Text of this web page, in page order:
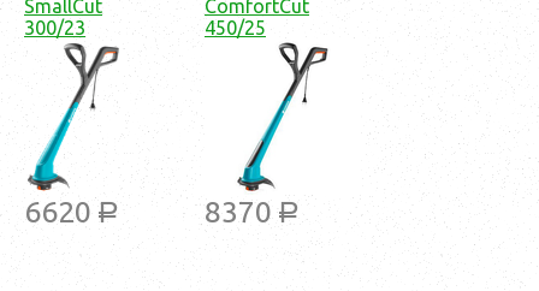
SmallCut
300/23
6620 a
ComfortCut
450/25
8370 a